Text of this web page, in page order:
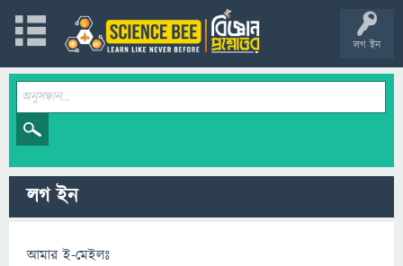
লগ ইন
লগ ইন
আমার ই-মেইলঃ